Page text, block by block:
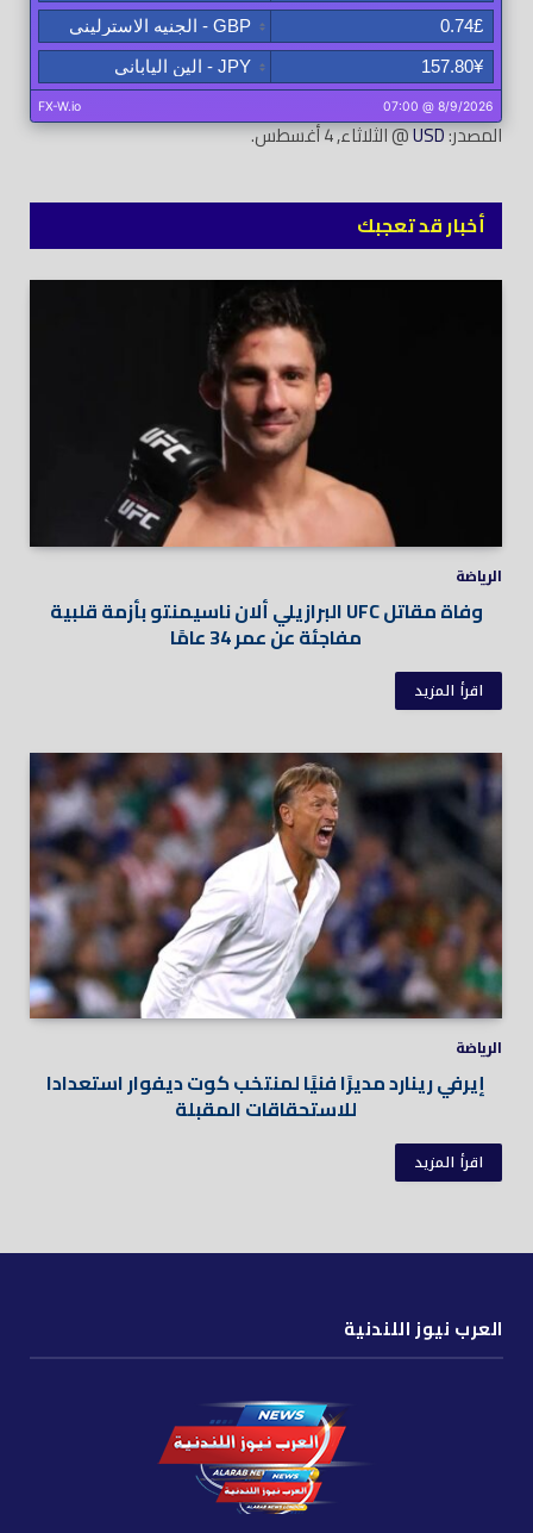
المصدر:USD@ الثلاثاء, 4 أغسطس.
أخبار قد تعجبك
الرياضة
وفاة مقاتل UFC البرازيلي ألان ناسيمنتو بأزمة قلبية
مفاجئة عن عمر 34 عامًا
اقرأ المزيد
الرياضة
إيرفي رينارد مديرًا فنيًا لمنتخب كوت ديفوار استعدادا
للاستحقاقات المقبلة
اقرأ المزيد
العرب نيوز اللندنية